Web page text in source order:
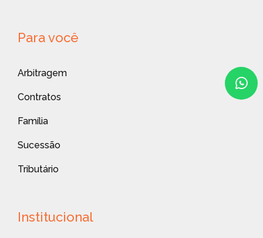
Para você
Arbitragem
Contratos
Família
Sucessão
Tributário
Institucional